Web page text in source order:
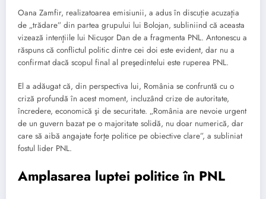
Oana Zamfir, realizatoarea emisiunii, a adus în discuţie acuzaţia
de „trădare” din partea grupului lui Bolojan, subliniind că aceasta
vizează intenţiile lui Nicuşor Dan de a fragmenta PNL. Antonescu a
răspuns că conflictul politic dintre cei doi este evident, dar nu a
confirmat dacă scopul final al preşedintelui este ruperea PNL.
El a adăugat că, din perspectiva lui, România se confruntă cu o
criză profundă în acest moment, incluzând crize de autoritate,
încredere, economică şi de securitate. „România are nevoie urgent
de un guvern bazat pe o majoritate solidă, nu doar numerică, dar
care să aibă angajate forţe politice pe obiective clare”, a subliniat
fostul lider PNL.
Amplasarea luptei politice în PNL